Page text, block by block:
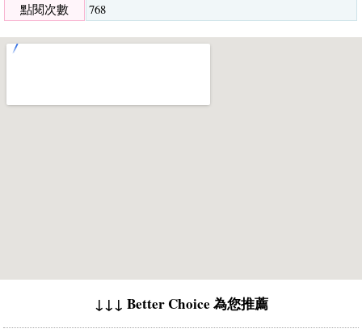
點閱次數
768
↓↓↓ Better Choice 為您推薦